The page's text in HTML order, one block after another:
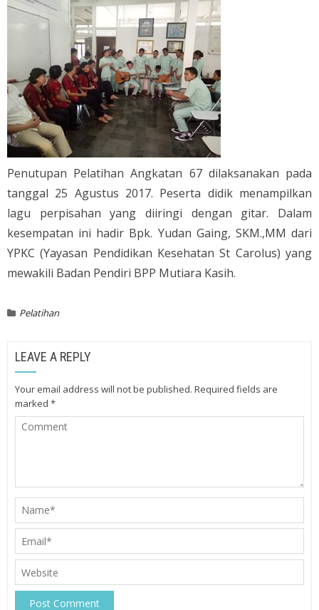
Penutupan Pelatihan Angkatan 67 dilaksanakan pada
tanggal 25 Agustus 2017. Peserta didik menampilkan
lagu perpisahan yang diiringi dengan gitar. Dalam
kesempatan ini hadir Bpk. Yudan Gaing, SKM.,MM dari
YPKC (Yayasan Pendidikan Kesehatan St Carolus) yang
mewakili Badan Pendiri BPP Mutiara Kasih.
Pelatihan
LEAVE A REPLY
Your email address will not be published. Required fields are
marked *